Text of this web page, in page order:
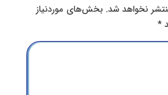
نخواهد شد. بخش‌های موردنیاز
*